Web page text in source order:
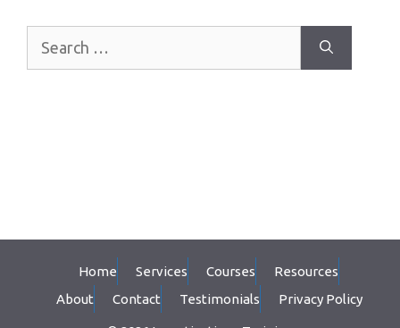
for:
Home Services Courses
Resources
About
Contact Testimonials Privacy Policy